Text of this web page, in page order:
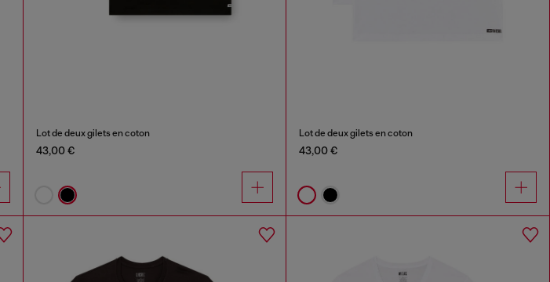
Lot de deux gilets en coton
43,00 €
Lot de deux gilets en coton
43,00 €